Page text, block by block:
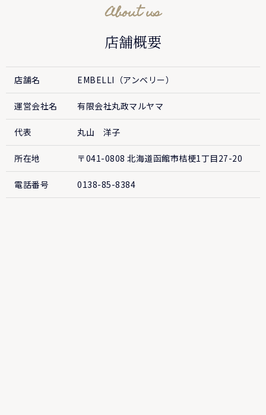
About us
店舗概要
店舗名 EMBELLI（アンベリー）
運営会社名 有限会社丸政マルヤマ
代表 丸山 洋子
所在地 〒041-0808 北海道函館市桔梗1丁目27-20
電話番号 0138-85-8384